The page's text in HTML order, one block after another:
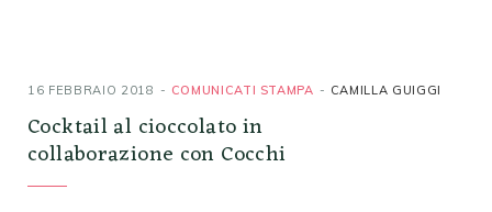
16 FEBBRAIO 2018 COMUNICATI STAMPA CAMILLA GUIGGI
Cocktail al cioccolato in
collaborazione con Cocchi